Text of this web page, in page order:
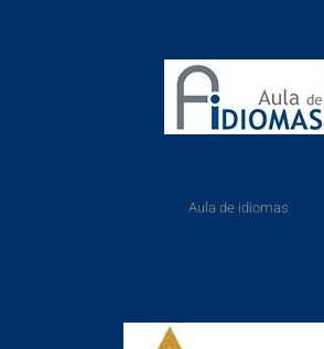
Aula de idiomas